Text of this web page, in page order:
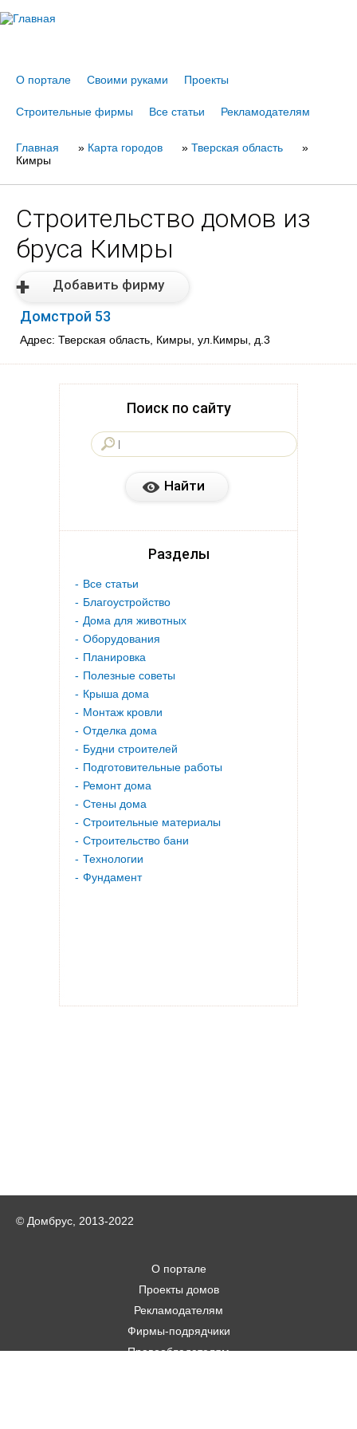
О портале Своими руками Проекты
Строительные фирмы Все статьи Рекламодателям
Вы
Главная » Карта городов » Тверская область
»
Кимры
Строительство домов из
бруса Кимры
Добавить фирму
Домстрой 53
Адрес: Тверская область, Кимры, ул.Кимры, д.3
Поиск по сайту
Разделы
Все статьи
Благоустройство
Дома для животных
Оборудования
Планировка
Полезные советы
Крыша дома
Монтаж кровли
Отделка дома
Будни строителей
Подготовительные работы
Ремонт дома
Стены дома
Строительные материалы
Строительство бани
Технологии
Фундамент
© Домбрус, 2013-2022
О портале
Проекты домов
Рекламодателям
Фирмы-подрядчики
Правообладателям